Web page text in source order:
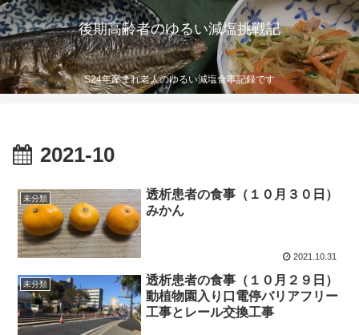
後期高齢者のゆるい減塩挑戦記
S24年産まれ老人のゆるい減塩食事記録です
2021-10
未分類
透析患者の食事（１０月３０日）
みかん
2021.10.31
未分類
透析患者の食事（１０月２９日）
動植物園入り口電停バリアフリー
工事とレール交換工事